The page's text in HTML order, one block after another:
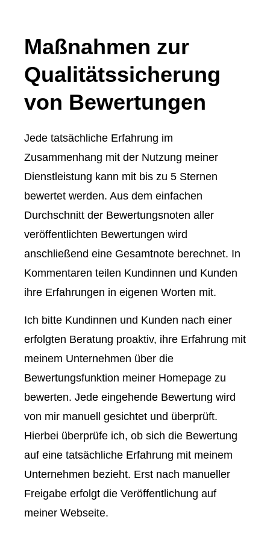
Maßnahmen zur
Qualitätssicherung
von Bewertungen
Jede tatsächliche Erfahrung im
Zusammenhang mit der Nutzung meiner
Dienstleistung kann mit bis zu 5 Sternen
bewertet werden. Aus dem einfachen
Durchschnitt der Bewertungsnoten aller
veröffentlichten Bewertungen wird
anschließend eine Gesamtnote berechnet. In
Kommentaren teilen Kundinnen und Kunden
ihre Erfahrungen in eigenen Worten mit.
Ich bitte Kundinnen und Kunden nach einer
erfolgten Beratung proaktiv, ihre Erfahrung mit
meinem Unternehmen über die
Bewertungsfunktion meiner Homepage zu
bewerten. Jede eingehende Bewertung wird
von mir manuell gesichtet und überprüft.
Hierbei überprüfe ich, ob sich die Bewertung
auf eine tatsächliche Erfahrung mit meinem
Unternehmen bezieht. Erst nach manueller
Freigabe erfolgt die Veröffentlichung auf
meiner Webseite.